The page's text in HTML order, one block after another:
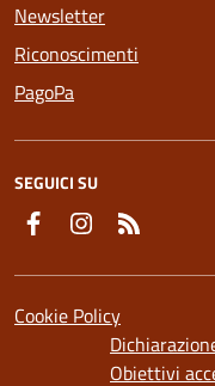
Newsletter
Riconoscimenti
PagoPa
SEGUICI SU
FacebookInstagram
Cookie Policy
Obiettivi